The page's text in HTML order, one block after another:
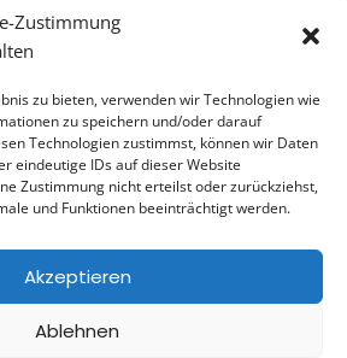
Zustimmung
zu bieten, verwenden wir Technologien wie
zu speichern und/oder darauf
Technologien zustimmst, können wir Daten
eindeutige IDs auf dieser Website
Zustimmung nicht erteilst oder zurückziehst,
und Funktionen beeinträchtigt werden.
Akzeptieren
Ablehnen
kann jederzeit über den in den
Abmeldelink widerrufen
des Formulars bestätigst
sowie die
zur Kenntnis genommen zu